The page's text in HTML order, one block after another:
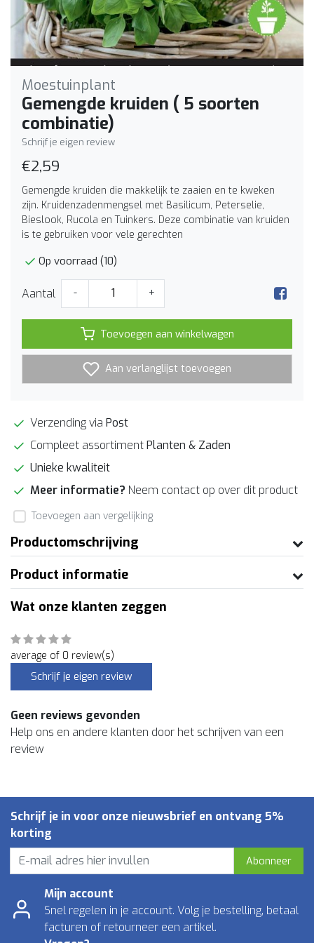
Moestuinplant
Gemengde kruiden ( 5 soorten
combinatie)
Schrijf je eigen review
€2,59
Gemengde kruiden die makkelijk te zaaien en te kweken
zijn. Kruidenzadenmengsel met Basilicum, Peterselie,
Bieslook, Rucola en Tuinkers. Deze combinatie van kruiden
is te gebruiken voor vele gerechten
Op voorraad (10)
Aantal - +
Toevoegen aan winkelwagen
Aan verlanglijst toevoegen
Verzending via Post
Compleet assortimentPlanten & Zaden
Unieke kwaliteit
Meer informatie? Neem contact op over dit product
Toevoegen aan vergelijking
Productomschrijving
Product informatie
Wat onze klanten zeggen
average of 0 review(s)
Schrijf je eigen review
Geen reviews gevonden
Help ons en andere klanten door het schrijven van een
review
Schrijf je in voor onze nieuwsbrief en ontvang 5%
korting
Abonneer
Mijn account
Snel regelen in je account. Volg je bestelling, betaal
facturen of retourneer een artikel.